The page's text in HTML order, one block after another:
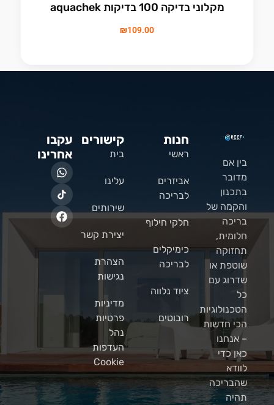
מקלוני בדיקה 100 בדיקות aquachek
₪109.00
בין אם
מדובר
בתכנון
והקמה של
בריכה
חלומית,
תחזוקה
שוטפת או
שדרוג עם
כל
הטכנולוגיות
הכי חדשות
– אנחנו
כאן כדי
לוודא
שהבריכה
תהיה
חנות
ראשי
אביזרים
לבריכה
חלקי חילוף
כימיקלים
לבריכה
ציוד נלווה
רובוטים
קישורים
בית
עלינו
שירותים
יצירת קשר
הצהרת
נגישות
מדיניות
פרטיות
נהל
העדפות
Cookie
עקבו
אחרינו